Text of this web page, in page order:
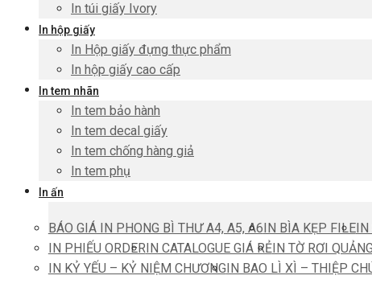
In túi giấy Ivory
In hộp giấy
In Hộp giấy đựng thực phẩm
In hộp giấy cao cấp
In tem nhãn
In tem bảo hành
In tem decal giấy
In tem chống hàng giả
In tem phụ
In ấn
BÁO GIÁ IN PHONG BÌ THƯ A4, A5, A6IN BÌA KẸP FILEIN
IN PHIẾU ORDERIN CATALOGUE GIÁ RẺIN TỜ RƠI
IN KỶ YẾU – KỶ NIỆM CHƯƠNGIN BAO LÌ XÌ – THIỆP